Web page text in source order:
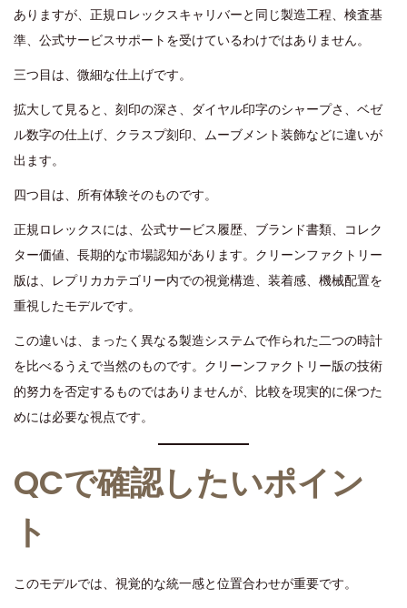
ありますが、正規ロレックスキャリバーと同じ製造工程、検査基
準、公式サービスサポートを受けているわけではありません。
三つ目は、微細な仕上げです。
拡大して見ると、刻印の深さ、ダイヤル印字のシャープさ、ベゼ
ル数字の仕上げ、クラスプ刻印、ムーブメント装飾などに違いが
出ます。
四つ目は、所有体験そのものです。
正規ロレックスには、公式サービス履歴、ブランド書類、コレク
ター価値、長期的な市場認知があります。クリーンファクトリー
版は、レプリカカテゴリー内での視覚構造、装着感、機械配置を
重視したモデルです。
この違いは、まったく異なる製造システムで作られた二つの時計
を比べるうえで当然のものです。クリーンファクトリー版の技術
的努力を否定するものではありませんが、比較を現実的に保つた
めには必要な視点です。
QCで確認したいポイン
ト
このモデルでは、視覚的な統一感と位置合わせが重要です。